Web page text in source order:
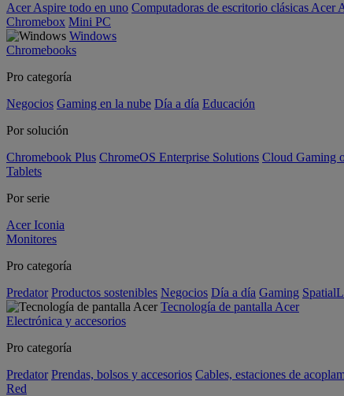
Acer Aspire todo en uno Computadoras de escritorio clásicas Acer
Chromebox Mini PC
Windows
Chromebooks
Pro categoría
Negocios Gaming en la nube Día a día Educación
Por solución
Chromebook Plus ChromeOS Enterprise Solutions Cloud Gaming
Tablets
Por serie
Acer Iconia
Monitores
Pro categoría
Predator Productos sostenibles Negocios Día a día Gaming
Tecnología de pantalla Acer
Electrónica y accesorios
Pro categoría
Predator Prendas, bolsos y accesorios Cables, estaciones de
Red